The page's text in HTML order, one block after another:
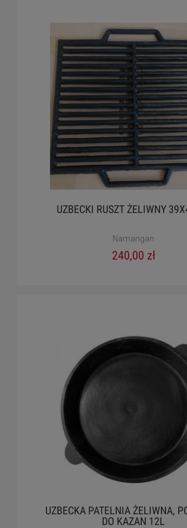
UZBECKI RUSZT ŻELIWNY
Namangan
240,00 zł
UZBECKA PATELNIA ŻELIWNA,
DO KAZAN 12L